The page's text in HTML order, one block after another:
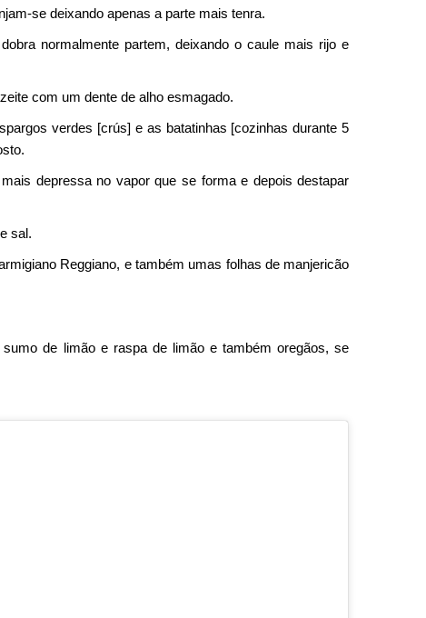
se deixando apenas a parte mais tenra.
normalmente partem, deixando o caule mais rijo e
com um dente de alho esmagado.
verdes [crús] e as batatinhas [cozinhas durante 5
depressa no vapor que se forma e depois destapar
sal.
Reggiano, e também umas folhas de manjericão
de limão e raspa de limão e também oregãos, se